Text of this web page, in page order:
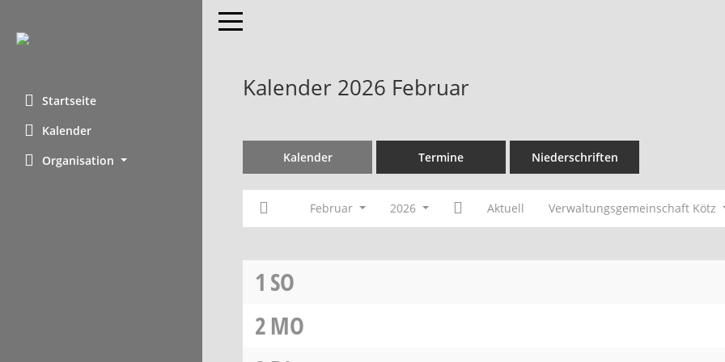
Startseite
Kalender
Organisation
Toggle navigation
Kalender 2026 Februar
Kalender Termine Niederschriften
Februar 2026 Aktuell Verwaltungsgemeinschaft Kötz
1 SO
2MO